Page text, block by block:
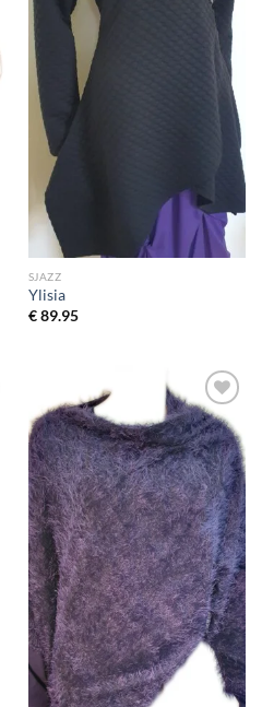
SJAZZ
Ylisia
€89.95
Toevoegen
aan
wenslijst